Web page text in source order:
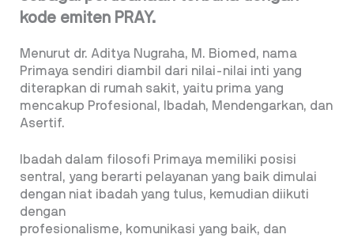
kode emiten PRAY.
Menurut dr. Aditya Nugraha, M. Biomed, nama
Primaya sendiri diambil dari nilai-nilai inti yang
diterapkan di rumah sakit, yaitu prima yang
mencakup Profesional, Ibadah, Mendengarkan, dan
Asertif.
Ibadah dalam filosofi Primaya memiliki posisi
sentral, yang berarti pelayanan yang baik dimulai
dengan niat ibadah yang tulus, kemudian diikuti
dengan
profesionalisme, komunikasi yang baik, dan